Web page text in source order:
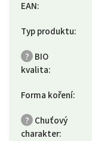
EAN:
Typ produktu:
? BIO
kvalita:
Forma koření:
? Chuťový
charakter: